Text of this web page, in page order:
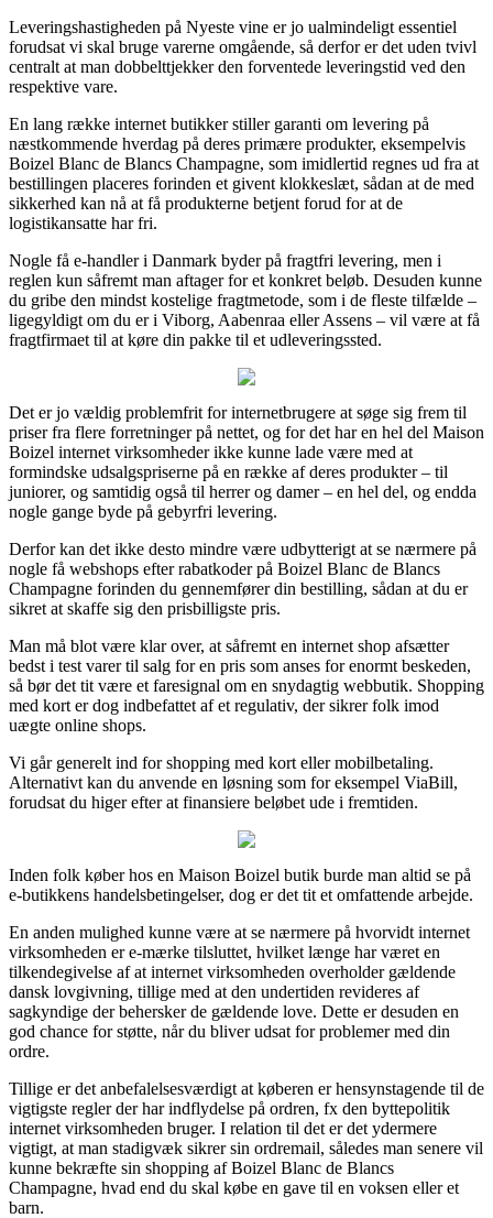
Leveringshastigheden på Nyeste vine er jo ualmindeligt essentiel
forudsat vi skal bruge varerne omgående, så derfor er det uden tvivl
centralt at man dobbelttjekker den forventede leveringstid ved den
respektive vare.
En lang række internet butikker stiller garanti om levering på
næstkommende hverdag på deres primære produkter, eksempelvis
Boizel Blanc de Blancs Champagne, som imidlertid regnes ud fra at
bestillingen placeres forinden et givent klokkeslæt, sådan at de med
sikkerhed kan nå at få produkterne betjent forud for at de
logistikansatte har fri.
Nogle få e-handler i Danmark byder på fragtfri levering, men i
reglen kun såfremt man aftager for et konkret beløb. Desuden kunne
du gribe den mindst kostelige fragtmetode, som i de fleste tilfælde –
ligegyldigt om du er i Viborg, Aabenraa eller Assens – vil være at få
fragtfirmaet til at køre din pakke til et udleveringssted.
Det er jo vældig problemfrit for internetbrugere at søge sig frem til
priser fra flere forretninger på nettet, og for det har en hel del Maison
Boizel internet virksomheder ikke kunne lade være med at
formindske udsalgspriserne på en række af deres produkter – til
juniorer, og samtidig også til herrer og damer – en hel del, og endda
nogle gange byde på gebyrfri levering.
Derfor kan det ikke desto mindre være udbytterigt at se nærmere på
nogle få webshops efter rabatkoder på Boizel Blanc de Blancs
Champagne forinden du gennemfører din bestilling, sådan at du er
sikret at skaffe sig den prisbilligste pris.
Man må blot være klar over, at såfremt en internet shop afsætter
bedst i test varer til salg for en pris som anses for enormt beskeden,
så bør det tit være et faresignal om en snydagtig webbutik. Shopping
med kort er dog indbefattet af et regulativ, der sikrer folk imod
uægte online shops.
Vi går generelt ind for shopping med kort eller mobilbetaling.
Alternativt kan du anvende en løsning som for eksempel ViaBill,
forudsat du higer efter at finansiere beløbet ude i fremtiden.
Inden folk køber hos en Maison Boizel butik burde man altid se på
e-butikkens handelsbetingelser, dog er det tit et omfattende arbejde.
En anden mulighed kunne være at se nærmere på hvorvidt internet
virksomheden er e-mærke tilsluttet, hvilket længe har været en
tilkendegivelse af at internet virksomheden overholder gældende
dansk lovgivning, tillige med at den undertiden revideres af
sagkyndige der behersker de gældende love. Dette er desuden en
god chance for støtte, når du bliver udsat for problemer med din
ordre.
Tillige er det anbefalelsesværdigt at køberen er hensynstagende til de
vigtigste regler der har indflydelse på ordren, fx den byttepolitik
internet virksomheden bruger. I relation til det er det ydermere
vigtigt, at man stadigvæk sikrer sin ordremail, således man senere vil
kunne bekræfte sin shopping af Boizel Blanc de Blancs
Champagne, hvad end du skal købe en gave til en voksen eller et
barn.